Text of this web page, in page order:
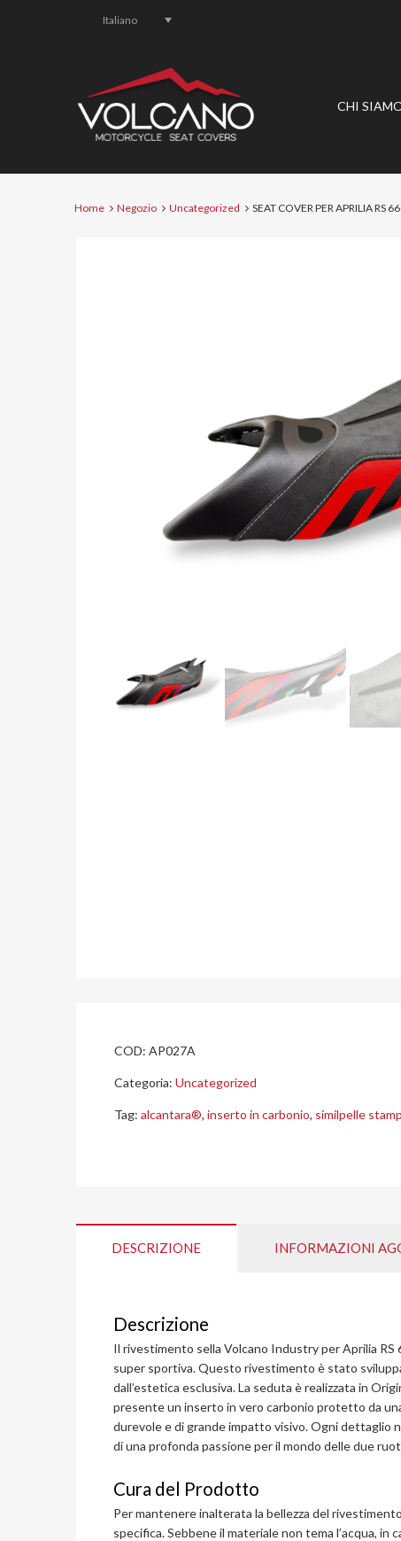
Italiano
CHI
Home Negozio Uncategorized SEAT COVER PER APRILIA RS
COD: AP027A
Categoria: Uncategorized
Tag: alcantara®, inserto in carbonio, similpelle
DESCRIZIONE INFORMAZIONI
Descrizione
Il rivestimento sella Volcano Industry per Aprilia
super sportiva. Questo rivestimento è stato
dall’estetica esclusiva. La seduta è realizzata in
presente un inserto in vero carbonio protetto da
durevole e di grande impatto visivo. Ogni dettaglio
di una profonda passione per il mondo delle due
Cura del Prodotto
Per mantenere inalterata la bellezza del
specifica. Sebbene il materiale non tema l’acqua,